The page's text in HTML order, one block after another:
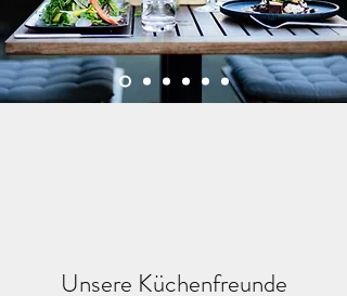
Unsere Küchenfreunde